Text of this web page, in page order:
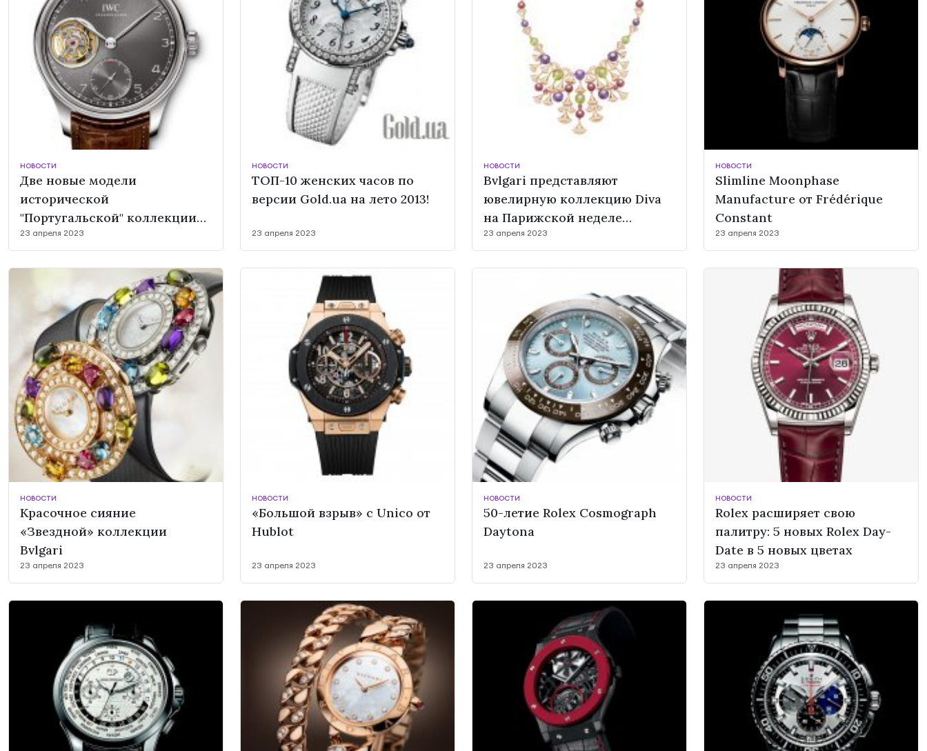
НОВОСТИ
Две новые модели
исторической
"Португальской" коллекции
IWC
23 апреля 2023
НОВОСТИ
ТОП-10 женских часов по
версии Gold.ua на лето 2013!
23 апреля 2023
НОВОСТИ
Bvlgari представляют
ювелирную коллекцию Diva
на Парижской неделе
высокой моды
23 апреля 2023
НОВОСТИ
Slimline Moonphase
Manufacture от Frédérique
Constant
23 апреля 2023
НОВОСТИ
Красочное сияние
«Звездной» коллекции
Bvlgari
23 апреля 2023
НОВОСТИ
«Большой взрыв» с Unico от
Hublot
23 апреля 2023
НОВОСТИ
50-летие Rolex Cosmograph
Daytona
23 апреля 2023
НОВОСТИ
Rolex расширяет свою
палитру: 5 новых Rolex Day-
Date в 5 новых цветах
23 апреля 2023